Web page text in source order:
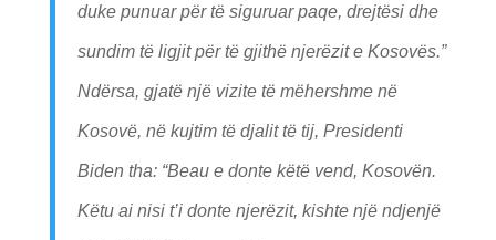
duke punuar për të siguruar paqe, drejtësi dhe
sundim të ligjit për të gjithë njerëzit e Kosovës.”
Ndërsa, gjatë një vizite të mëhershme në
Kosovë, në kujtim të djalit të tij, Presidenti
Biden tha: “Beau e donte këtë vend, Kosovën.
Këtu ai nisi t’i donte njerëzit, kishte një ndjenjë